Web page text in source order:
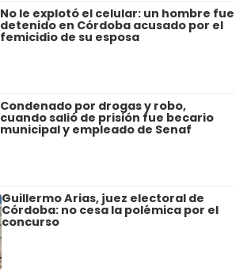
No le explotó el celular: un hombre fue
detenido en Córdoba acusado por el
femicidio de su esposa
Condenado por drogas y robo,
cuando salió de prisión fue becario
municipal y empleado de Senaf
Guillermo Arias, juez electoral de
Córdoba: no cesa la polémica por el
concurso